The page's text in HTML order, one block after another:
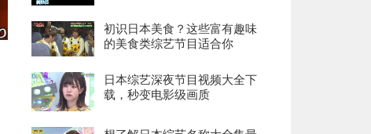
初识日本美食？这些富有趣味
的美食类综艺节目适合你
日本综艺深夜节目视频大全下
载，秒变电影级画质